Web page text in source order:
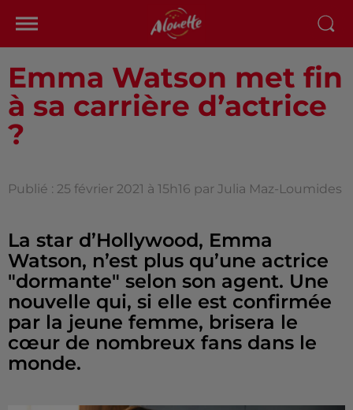
Emma Watson met fin
à sa carrière d’actrice
?
Publié : 25 février 2021 à 15h16 par Julia Maz-Loumides
La star d’Hollywood, Emma
Watson, n’est plus qu’une actrice
"dormante" selon son agent. Une
nouvelle qui, si elle est confirmée
par la jeune femme, brisera le
cœur de nombreux fans dans le
monde.